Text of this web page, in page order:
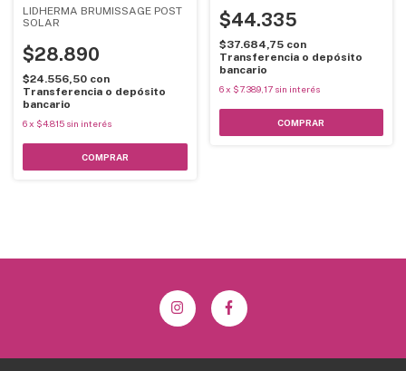
LIDHERMA BRUMISSAGE POST
SOLAR
$28.890
$24.556,50 con
Transferencia o depósito
bancario
6x $4.815 sin interés
$44.335
$37.684,75 con
Transferencia o depósito
bancario
6 x $7.389,17 sin interés